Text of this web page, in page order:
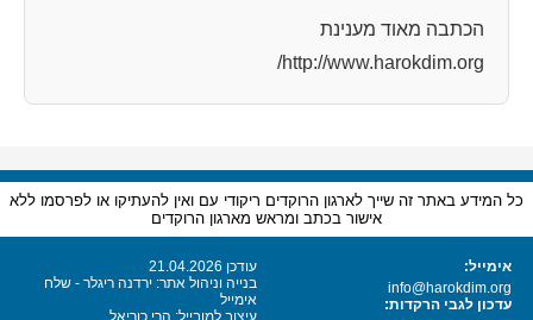
הכתבה מאוד מענינת
http://www.harokdim.org/
כל המידע באתר זה שייך לארגון הרוקדים ריקודי עם ואין להעתיקו או לפרסמו ללא
אישור בכתב ומראש מארגון הרוקדים
אימייל:
info@harokdim.org
עדכון לגבי הרקדות:
עודכן 21.04.2026
בנייה וניהול אתר: ירדנה ריגלר - שלח
אימייל
עיצוב למובייל: הרי כוריאל